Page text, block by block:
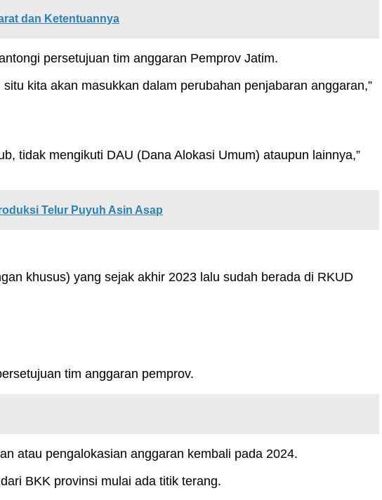
dan Ketentuannya
persetujuan tim anggaran Pemprov Jatim.
kita akan masukkan dalam perubahan penjabaran anggaran,”
tidak mengikuti DAU (Dana Alokasi Umum) ataupun lainnya,”
Telur Puyuh Asin Asap
khusus) yang sejak akhir 2023 lalu sudah berada di RKUD
tim anggaran pemprov.
atau pengalokasian anggaran kembali pada 2024.
BKK provinsi mulai ada titik terang.